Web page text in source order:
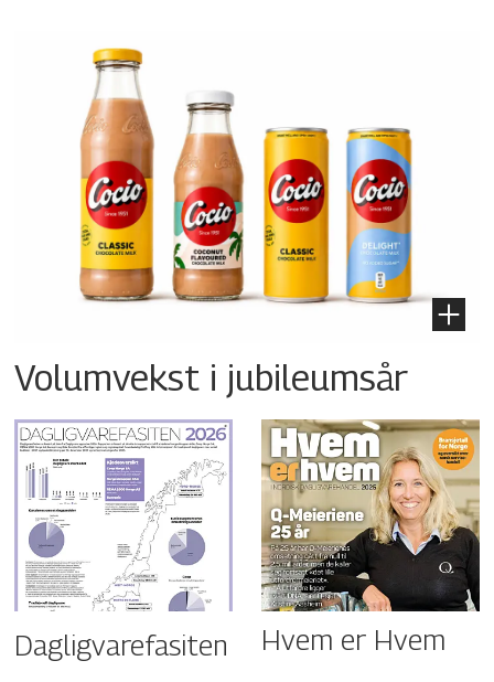
Volumvekst i jubileumsår
Dagligvarefasiten Hvem er Hvem